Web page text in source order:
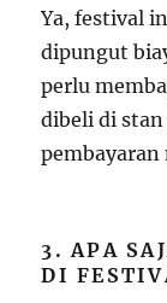
Ya, festival
dipungut
perlu
dibeli di
3. APA
DI